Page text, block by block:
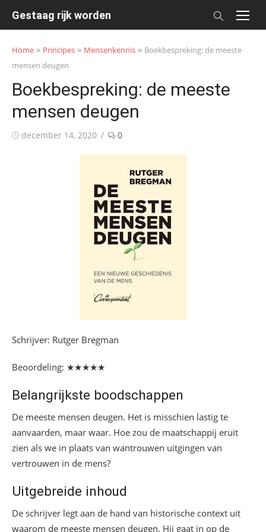
Gestaag rijk worden
Home » Principes » Mensenkennis » Boekbespreking: de meeste
mensen deugen
Boekbespreking: de meeste
mensen deugen
Posted
december 14, 2020 0
Schrijver: Rutger Bregman
Beoordeling: ★★★★★
Belangrijkste boodschappen
De meeste mensen deugen. Het is misschien lastig te
aanvaarden, maar waar. Hoe zou de maatschappij eruit
zien als we in plaats van wantrouwen uitgingen van
vertrouwen in de mens?
Uitgebreide inhoud
De schrijver legt aan de hand van historische context uit
waarom de meeste mensen deugen. Hij gaat in op de